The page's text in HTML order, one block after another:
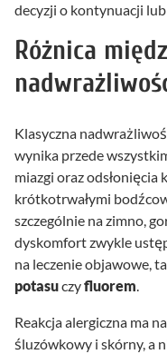
decyzji o kontynuacji
Różnica
Klasyczna
wynika przede
miazgi oraz
krótkotrwałymi
szczególnie na zimno,
dyskomfort zwykle
na leczenie objawowe,
potasuczyfluorem.
Reakcja alergiczna ma
śluzówkowy i skórny, a